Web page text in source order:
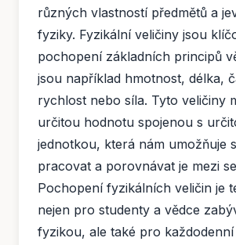
různých vlastností předmětů a
fyziky. Fyzikální veličiny jsou
pochopení základních principů
jsou například hmotnost, délka,
rychlost nebo síla. Tyto veličiny
určitou hodnotu spojenou s
jednotkou, která nám umožňuje
pracovat a porovnávat je mezi
Pochopení fyzikálních veličin je
nejen pro studenty a vědce
fyzikou, ale také pro